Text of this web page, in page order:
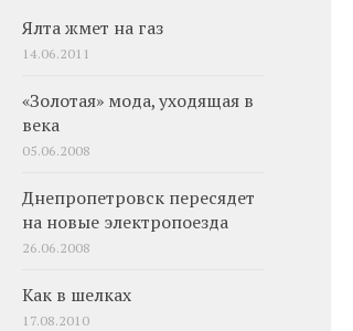
Ялта жмет на газ
14.06.2011
«Золотая» мода, уходящая в
века
05.06.2008
Днепропетровск пересядет
на новые электропоезда
26.06.2008
Как в шелках
17.08.2010